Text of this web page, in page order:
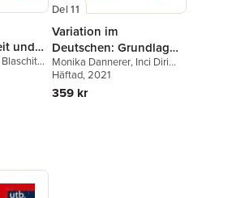
und
,
Del 11
Variation im
Deutschen: Grundlagen
und Vorschläge für den
Regelunterricht
Monika Dannerer, Inci Dirim
Marion Döll,Hanna
Grabenberger
Perner,
Häftad, 2021
359 kr